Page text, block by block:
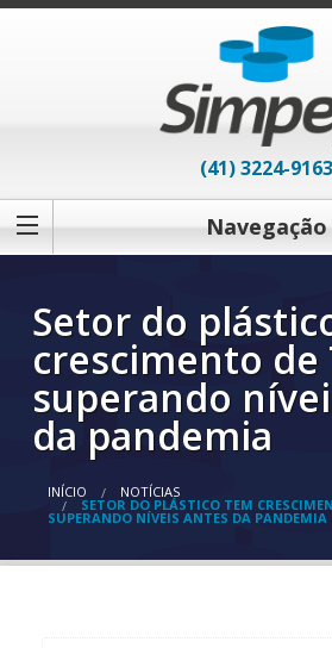
(41) 3224-9163
Navegação
Setor do
crescimento de
superando
da pandemia
INÍCIO NOTÍCIAS
SETOR DO PLÁSTICO TEM
SUPERANDO NÍVEIS ANTES DA PANDEMIA